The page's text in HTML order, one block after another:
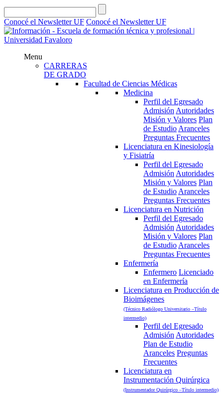
Conocé el Newsletter UF Conocé el Newsletter UF
Menu
CARRERAS
DE GRADO
Facultad de Ciencias Médicas
Medicina
Perfil del Egresado
Admisión Autoridades
Misión y Valores Plan
de Estudio Aranceles
Preguntas Frecuentes
Licenciatura en Kinesiología
y Fisiatría
Perfil del Egresado
Admisión Autoridades
Misión y Valores Plan
de Estudio Aranceles
Preguntas Frecuentes
Licenciatura en Nutrición
Perfil del Egresado
Admisión Autoridades
Misión y Valores Plan
de Estudio Aranceles
Preguntas Frecuentes
Enfermería
Enfermero Licenciado
en Enfermería
Licenciatura en Producción de
Bioimágenes
(Técnico Radiólogo Universitario –Título
intermedio)
Perfil del Egresado
Admisión Autoridades
Plan de Estudio
Aranceles Preguntas
Frecuentes
Licenciatura en
Instrumentación Quirúrgica
(Instrumentador Quirúrgico –Título intermedio)